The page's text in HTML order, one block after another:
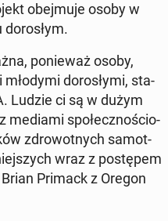
obej­mu­je osoby w
po­nie­waż osoby,
do­ro­sły­mi, sta­
Ludzie ci są w dużym
mediami spo­łecz­no­ścio­
zdro­wot­nych sa­mot­
wraz z po­stę­pem
Primack z Oregon